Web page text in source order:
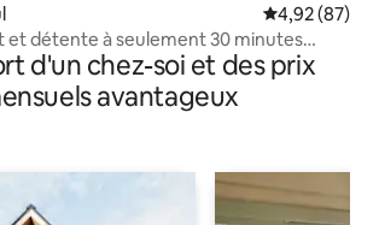
Note
4,92 (87)
et détente à seulement 30 minutes
d'un chez-soi et des prix
avantageux